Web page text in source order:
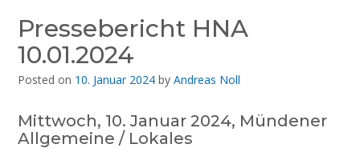
Pressebericht HNA
10.01.2024
Posted on 10. Januar 2024 by Andreas Noll
Mittwoch, 10. Januar 2024, Mündener
Allgemeine / Lokales